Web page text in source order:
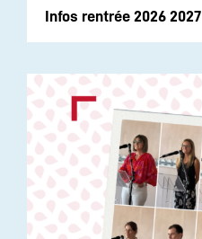
Infos rentrée 2026 2027